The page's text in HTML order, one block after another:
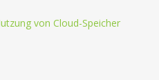
von Cloud-Speicher